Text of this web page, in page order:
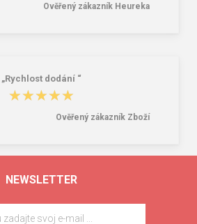
Ověřený zákazník Heureka
„Rychlost dodání “
★★★★★
★★★★★
Ověřený zákazník Zboží
NEWSLETTER